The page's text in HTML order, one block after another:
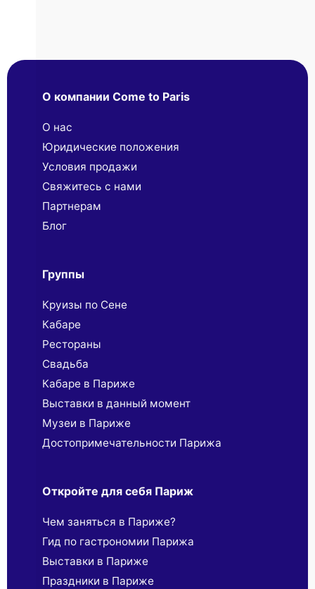
О компании Come to Paris
О нас
Юридические положения
Условия продажи
Свяжитесь с нами
Партнерaм
Блог
Группы
Круизы по Сене
Кабаре
Рестораны
Свадьба
Кабаре в Париже
Выставки в данный момент
Музеи в Париже
Достопримечательности Парижа
Откройте для себя Париж
Чем заняться в Париже?
Гид по гастрономии Парижа
Выставки в Париже
Праздники в Париже